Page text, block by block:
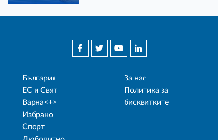
България
ЕС и Свят
Варна<+>
Избрано
Спорт
За нас
Политика за
бисквитките